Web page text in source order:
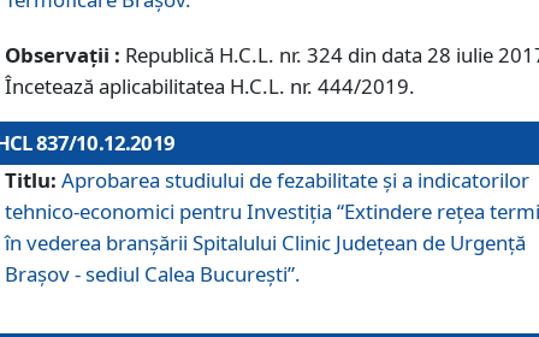
Observații : Republică H.C.L. nr. 324 din data 28 iulie
Încetează aplicabilitatea H.C.L. nr. 444/2019.
837/10.12.2019
Titlu: Aprobarea studiului de fezabilitate și a indicatorilor
tehnico-economici pentru Investiția “Extindere rețea
în vederea branșării Spitalului Clinic Județean de Urgență
Brașov - sediul Calea București”.